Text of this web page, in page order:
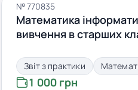
№ 770835
Математика
вивчення в старших
Звіт з практики
1 000 грн